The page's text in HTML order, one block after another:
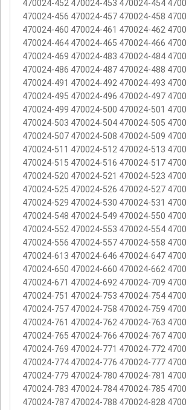
470024-452 470024-453 470024-454
470024-456 470024-457 470024-458
470024-460 470024-461 470024-462
470024-464 470024-465 470024-466
470024-469 470024-483 470024-484
470024-486 470024-487 470024-488
470024-491 470024-492 470024-493
470024-495 470024-496 470024-497
470024-499 470024-500 470024-501
470024-503 470024-504 470024-505
470024-507 470024-508 470024-509
470024-511 470024-512 470024-513
470024-515 470024-516 470024-517
470024-520 470024-521 470024-523
470024-525 470024-526 470024-527
470024-529 470024-530 470024-531
470024-548 470024-549 470024-550
470024-552 470024-553 470024-554
470024-556 470024-557 470024-558
470024-613 470024-646 470024-647
470024-650 470024-660 470024-662
470024-671 470024-692 470024-709
470024-751 470024-753 470024-754
470024-757 470024-758 470024-759
470024-761 470024-762 470024-763
470024-765 470024-766 470024-767
470024-769 470024-771 470024-772
470024-774 470024-776 470024-777
470024-779 470024-780 470024-781
470024-783 470024-784 470024-785
470024-787 470024-788 470024-828